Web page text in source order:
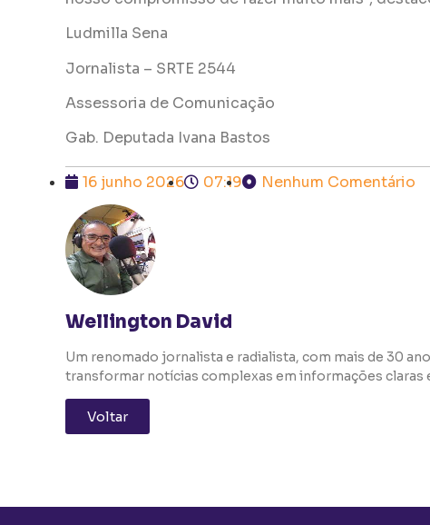
Ludmilla Sena
Jornalista – SRTE 2544
Assessoria de Comunicação
Gab. Deputada Ivana Bastos
16 junho 2026 07:19 Nenhum Comentário
Wellington David
Um renomado jornalista e radialista, com mais de 30
transformar notícias complexas em informações claras
Voltar